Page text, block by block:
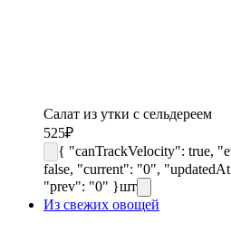
Салат из утки с сельдереем
525₽
{ "canTrackVelocity": true,
false, "current": "0",
"prev": "0" }шт
Из свежих овощей